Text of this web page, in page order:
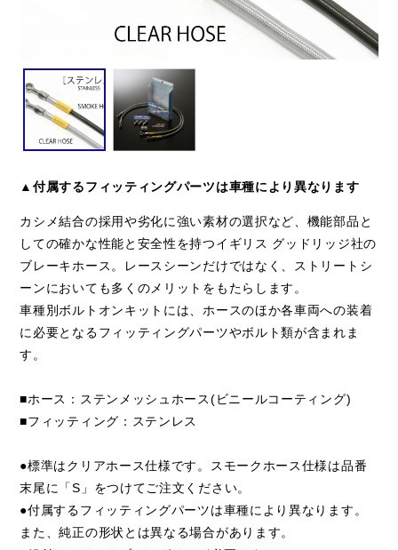
▲付属するフィッティングパーツは車種により異なります
カシメ結合の採用や劣化に強い素材の選択など、機能部品と
しての確かな性能と安全性を持つイギリス グッドリッジ社の
ブレーキホース。レースシーンだけではなく、ストリートシ
ーンにおいても多くのメリットをもたらします。
車種別ボルトオンキットには、ホースのほか各車両への装着
に必要となるフィッティングパーツやボルト類が含まれま
す。
■ホース：ステンメッシュホース(ビニールコーティング)
■フィッティング：ステンレス
●標準はクリアホース仕様です。スモークホース仕様は品番
末尾に「S」をつけてご注文ください。
●付属するフィッティングパーツは車種により異なります。
また、純正の形状とは異なる場合があります。